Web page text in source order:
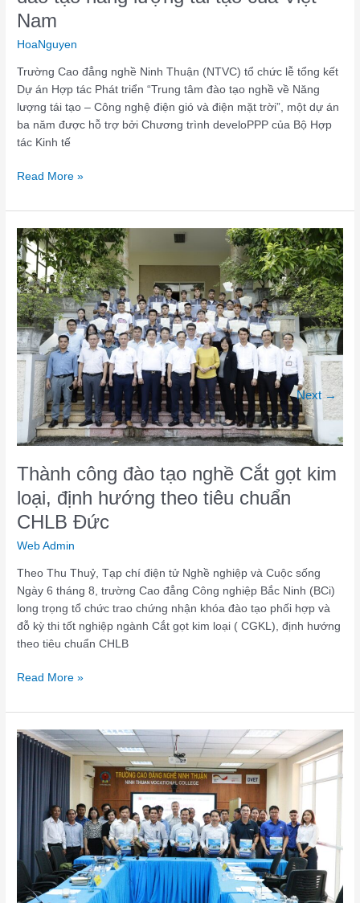
Nam
HoaNguyen
Trường Cao đẳng nghề Ninh Thuận (NTVC) tổ chức lễ tổng kết
Dự án Hợp tác Phát triển “Trung tâm đào tạo nghề về Năng
lượng tái tạo – Công nghệ điện gió và điện mặt trời”, một dự án
ba năm được hỗ trợ bởi Chương trình develoPPP của Bộ Hợp
tác Kinh tế
Read More »
Thành công đào tạo nghề Cắt gọt kim
loại, định hướng theo tiêu chuẩn
CHLB Đức
Web Admin
Theo Thu Thuỷ, Tạp chí điện tử Nghề nghiệp và Cuộc sống
Ngày 6 tháng 8, trường Cao đẳng Công nghiệp Bắc Ninh (BCi)
long trọng tổ chức trao chứng nhận khóa đào tạo phối hợp và
đỗ kỳ thi tốt nghiệp ngành Cắt gọt kim loại ( CGKL), định hướng
theo tiêu chuẩn CHLB
Thành
công
đào
tạo
nghề
Cắt
gọt
kim
loại,
định
hướng
theo
tiêu
chuẩn
CHLB
Đức
Read More »
Hội
Tư
về
Năng
lượng
Tái
tạo
Next→